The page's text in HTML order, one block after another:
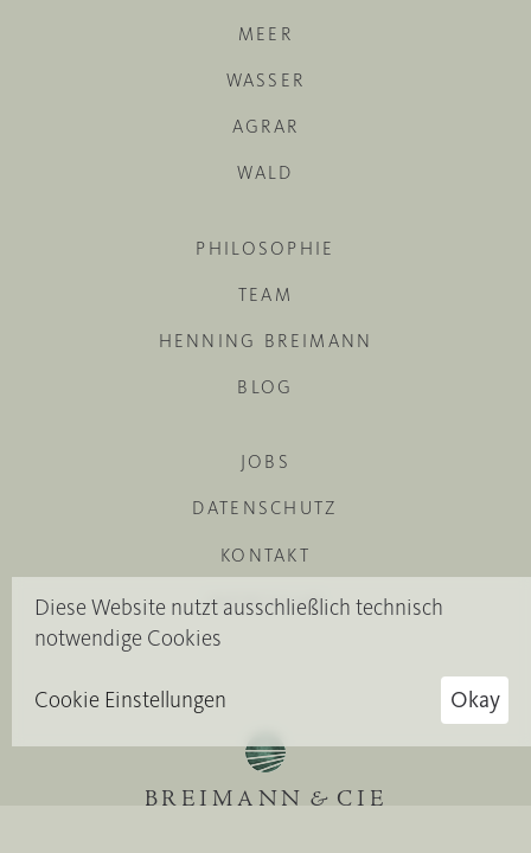
MEER
WASSER
AGRAR
WALD
PHILOSOPHIE
TEAM
HENNING BREIMANN
BLOG
JOBS
DATENSCHUTZ
KONTAKT
IMPRESSUM
BREIMANN & CIE
Diese Website nutzt ausschließlich technisch
notwendige Cookies
Cookie Einstellungen Okay